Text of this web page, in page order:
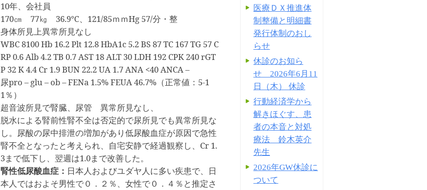
10年、会社員
170㎝ 77㎏ 36.9℃、 121/85ｍｍHg 57/分・整
身体所見上異常所見なし
WBC 8100 Hb 16.2 Plt 12.8 HbA1c 5.2 BS 87 TC 167 TG 57 C
RP 0.6 Alb 4.2 TB 0.7 AST 18 ALT 30 LDH 192 CPK 240 rGT
P 32 K 4.4 Cr 1.9 BUN 22.2 UA 1.7 ANA <40 ANCA –
尿pro – glu – ob – FENa 1.5% FEUA 46.7% （正常値： 5-1
1％）
超音波所見で腎臓、尿管 異常所見なし、
脱水による腎前性腎不全は否定的で尿所見でも異常所見な
し。尿酸の尿中排泄の増加があり低尿酸血症が原因で急性
腎不全となったと考えられ、自宅安静で経過観察し、 Cr 1.
3まで低下し、翌週は1.0まで改善した。
腎性低尿酸血症： 日本人およびユダヤ人に多い疾患で、日
本人ではおよそ男性で０．２％、女性で０．４％と推定さ
医療ＤＸ推進体
制整備と明細書
発⾏体制のおし
らせ
休診のお知ら
せ 2026年6月11
日（木） 休診
行動経済学から
解きほぐす、患
者の本音と対処
療法 鈴木英介
先生
2026年GW休診に
ついて